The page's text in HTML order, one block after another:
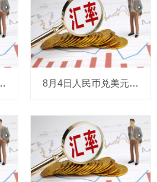
6.7889，调升28个基点 8月4日人民币兑美元中间价报6.7917，下调19个基点